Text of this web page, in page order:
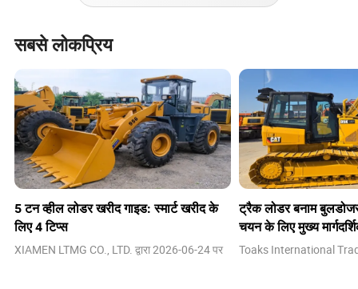
सबसे लोकप्रिय
5 टन व्हील लोडर खरीद गाइड: स्मार्ट खरीद के
लिए 4 टिप्स
XIAMEN LTMG CO., LTD. द्वारा2026-06-24पर
ट्रैक लोडर बनाम
चयन के लिए मुख्य
Toaks International